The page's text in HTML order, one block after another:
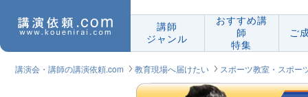
講師
ジャンル
おすすめ講
師
特集
ご
講演会・講師の講演依頼.com 教育現場へ届けたい スポーツ教室・スポー